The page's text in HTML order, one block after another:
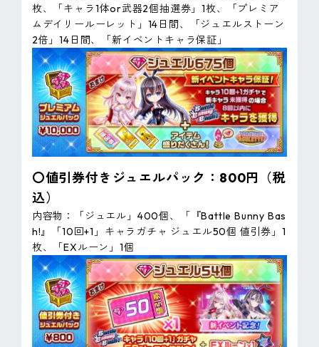
枚、「キャラ1体or武器2個抽選券」1枚、「プレミア
ムデイリールーレット」14日間、「ジュエルストーン
2倍」14日間、「新イベントキャラ保証」
〇値引券付きジュエルパック：800円（税
込）
内容物：「ジュエル」400個、「『Battle Bunny Bas
h!』「10回+1」キャラガチャ ジュエル50個 値引券」1
枚、「EXルーン」1個